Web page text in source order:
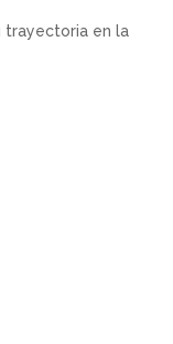
trayectoria en la